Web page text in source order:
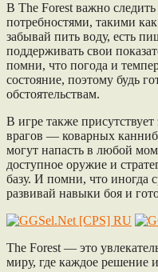
В The Forest важно
потребностями, такими
забывай пить воду, есть
поддерживать свои
помни, что погода и
состояние, поэтому будь
обстоятельствам.
В игре также
врагов — коварных
могут напасть в любой
доступное оружие и
базу. И помни, что иногда
развивай навыки боя и
The Forest — это
миру, где каждое решение